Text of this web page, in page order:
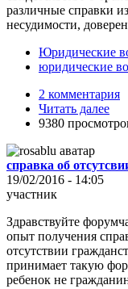
различные справки
несудимости,
Юридические
юридические
2 комментария
Читать далее
9380
справка об
19/02/2016 - 14:05
участник
Здравствуйте
опыт получения
отсутствии
принимает такую
ребенок не